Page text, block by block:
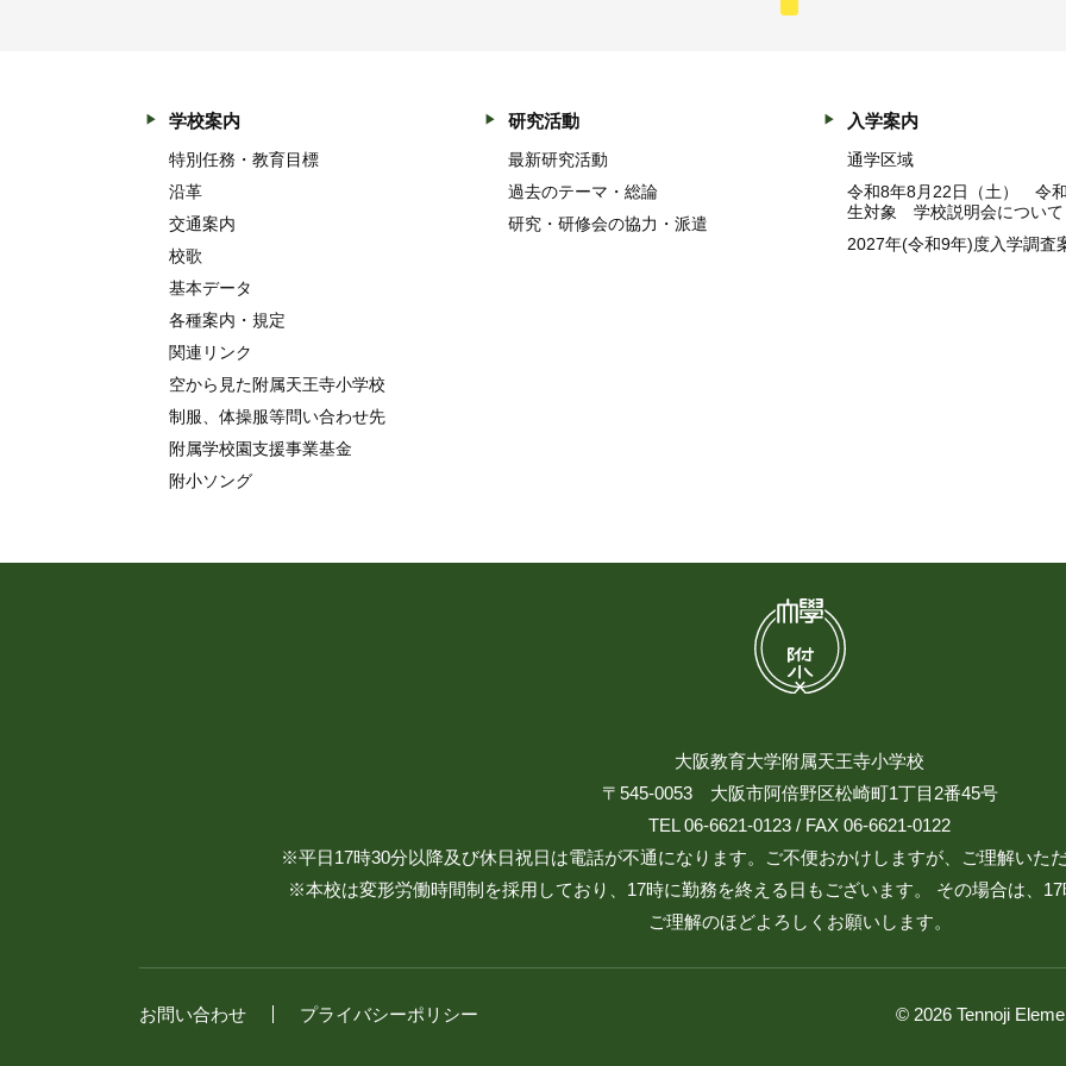
学校案内
特別任務・教育目標
沿革
交通案内
校歌
基本データ
各種案内・規定
関連リンク
空から見た附属天王寺小学校
制服、体操服等問い合わせ先
附属学校園支援事業基金
附小ソング
研究活動
最新研究活動
過去のテーマ・総論
研究・研修会の協力・派遣
入学案内
通学区域
令和8年8月22日（土） 令
生対象 学校説明会について
2027年(令和9年)度入学調査
大阪教育大学附属天王寺小学校
〒545-0053 大阪市阿倍野区松崎町1丁目2番45号
TEL 06-6621-0123 / FAX 06-6621-0122
※平日17時30分以降及び休日祝日は電話が不通になります。ご不便おかけしますが、ご理解いた
※本校は変形労働時間制を採用しており、17時に勤務を終える日もございます。 その場合は、
ご理解のほどよろしくお願いします。
お問い合わせ プライバシーポリシー © 2026 Tennoji